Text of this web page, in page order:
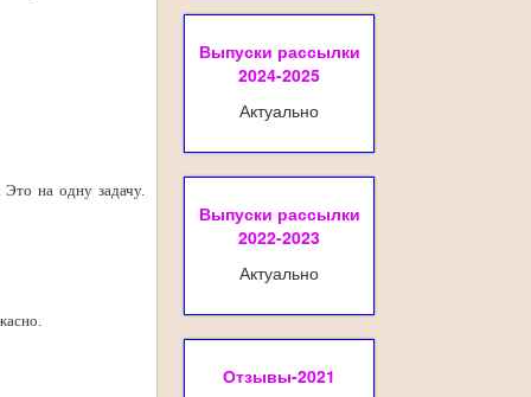
на одну задачу.
Выпуски рассылки
2024-2025
Актуально
Выпуски рассылки
2022-2023
Актуально
Отзывы-2021